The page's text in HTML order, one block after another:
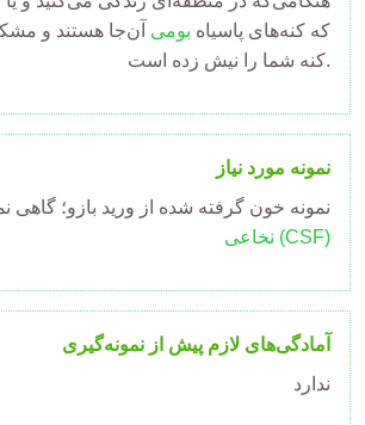
که کنه‌های پا‌سیاه بومی آن‌جا هستند و
کنه شما را نیش زده است.
نمونه مورد نیاز
نمونه خون گرفته شده از ورید بازو؛ گاهی
نخاعی (CSF)
آمادگی‌های لازم پیش از نمونه‌گیری
ندارد